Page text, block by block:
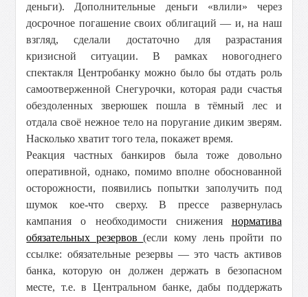
деньги). Дополнительные деньги «влили» через
досрочное погашение своих облигаций — и, на наш
взгляд, сделали достаточно для разрастания
кризисной ситуации. В рамках новогоднего
спектакля Центробанку можно было бы отдать роль
самоотверженной Снегурочки, которая ради счастья
обездоленных зверюшек пошла в тёмный лес и
отдала своё нежное тело на поругание диким зверям.
Насколько хватит того тела, покажет время.
Реакция частных банкиров была тоже довольно
оперативной, однако, помимо вполне обоснованной
осторожности, появились попытки заполучить под
шумок кое-что сверху. В прессе развернулась
кампания о необходимости снижения норматива
обязательных резервов(если кому лень пройти по
ссылке: обязательные резервы — это часть активов
банка, которую он должен держать в безопасном
месте, т.е. в Центральном банке, дабы поддержать